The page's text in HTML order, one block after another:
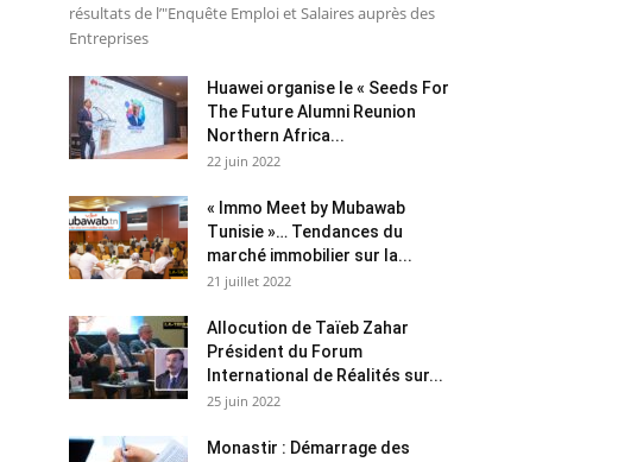
résultats de l’"Enquête Emploi et Salaires auprès des
Entreprises
Huawei organise le « Seeds For
The Future Alumni Reunion
Northern Africa...
22 juin 2022
« Immo Meet by Mubawab
Tunisie »… Tendances du
marché immobilier sur la...
21 juillet 2022
Allocution de Taïeb Zahar
Président du Forum
International de Réalités sur...
25 juin 2022
Monastir : Démarrage des